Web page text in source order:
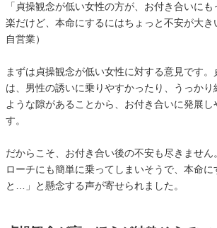
「貞操観念が低い女性の方が、お付き合いに
楽だけど、本命にするにはちょっと不安が大
自営業）
まずは貞操観念が低い女性に対する意見です
は、男性の誘いに乗りやすかったり、うっかり
ような隙があることから、お付き合いに発展し
す。
だからこそ、お付き合い後の不安も尽きませ
ローチにも簡単に乗ってしまいそうで、本命に
と…」と懸念する声が寄せられました。